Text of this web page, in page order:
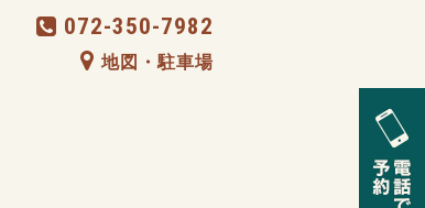
072-350-7982
地図・駐車場